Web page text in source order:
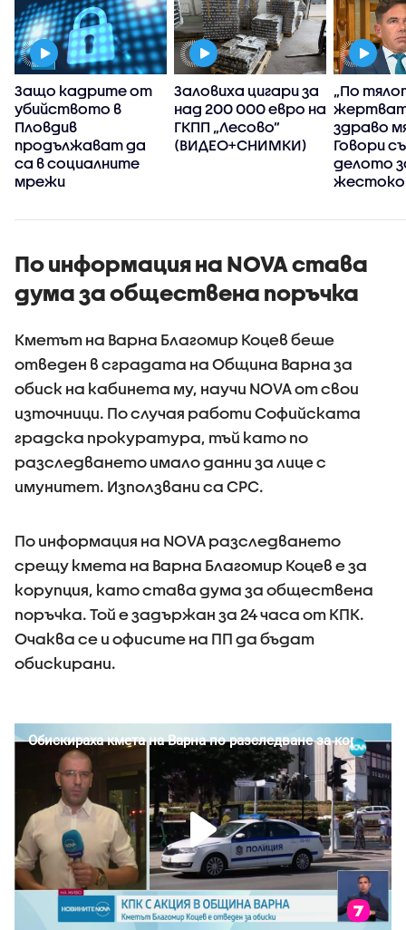
Защо кадрите от
убийството в
Пловдив
продължават да
са в социалните
мрежи
Заловиха цигари за
над 200 000 евро на
ГКПП „Лесово”
(ВИДЕО+СНИМКИ)
„По
здраво
Говори
делото
По информация на NOVA става
дума за обществена поръчка
Кметът на Варна Благомир Коцев беше
отведен в сградата на Община Варна за
обиск на кабинета му, научи NOVA от свои
източници. По случая работи Софийската
градска прокуратура, тъй като по
разследването имало данни за лице с
имунитет. Използвани са СРС.
По информация на NOVA разследването
срещу кмета на Варна Благомир Коцев е за
корупция, като става дума за обществена
поръчка. Той е задържан за 24 часа от КПК.
Очаква се и офисите на ПП да бъдат
обискирани.